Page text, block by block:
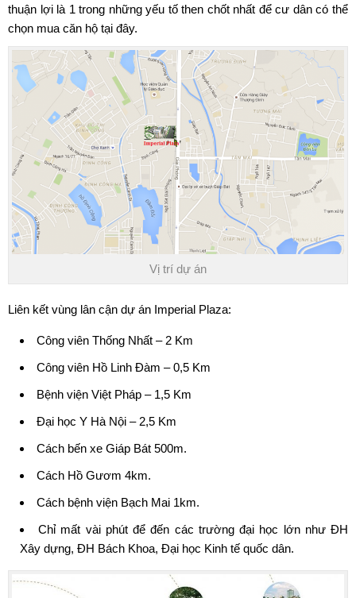
thuận lợi là 1 trong những yếu tố then chốt nhất để cư dân có thể
chọn mua căn hộ tại đây.
Vị trí dự án
Liên kết vùng lân cận dự án Imperial Plaza:
Công viên Thống Nhất – 2 Km
Công viên Hồ Linh Đàm – 0,5 Km
Bệnh viện Việt Pháp – 1,5 Km
Đại học Y Hà Nội – 2,5 Km
Cách bến xe Giáp Bát 500m.
Cách Hồ Gươm 4km.
Cách bệnh viện Bạch Mai 1km.
Chỉ mất vài phút để đến các trường đại học lớn như ĐH
Xây dựng, ĐH Bách Khoa, Đại học Kinh tế quốc dân.